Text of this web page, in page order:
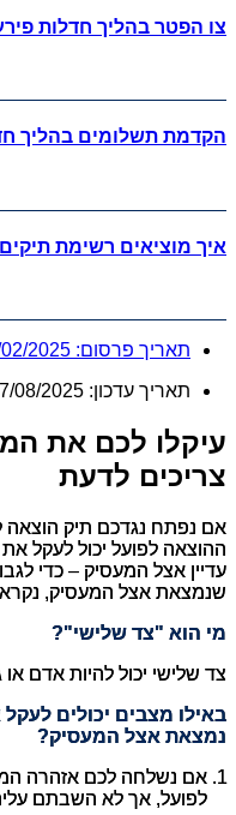
צו הפטר בהליך חדלות
הקדמת תשלומים בהליך
איך מוציאים רשימת
תאריך פרסום: 02/2025
תאריך עדכון: 27/08/2025
עיקלו לכם את
צריכים לדעת
אם נפתח נגדכם תיק הוצאה
ההוצאה לפועל יכול לעקל
עדיין אצל המעסיק – כדי
שנמצאת אצל המעסיק, נקרא
מי הוא "צד שלישי"?
צד שלישי יכול להיות אדם
באילו מצבים יכולים
נמצאת אצל המעסיק?
אם נשלחה לכם אזהרה
לפועל, אך לא השבתם